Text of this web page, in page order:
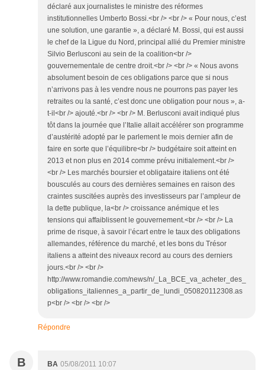
déclaré aux journalistes le ministre des réformes
institutionnelles Umberto Bossi.<br /> <br /> « Pour nous, c’est
une solution, une garantie », a déclaré M. Bossi, qui est aussi
le chef de la Ligue du Nord, principal allié du Premier ministre
Silvio Berlusconi au sein de la coalition<br />
gouvernementale de centre droit.<br /> <br /> « Nous avons
absolument besoin de ces obligations parce que si nous
n’arrivons pas à les vendre nous ne pourrons pas payer les
retraites ou la santé, c’est donc une obligation pour nous », a-
t-il<br /> ajouté.<br /> <br /> M. Berlusconi avait indiqué plus
tôt dans la journée que l’Italie allait accélérer son programme
d’austérité adopté par le parlement le mois dernier afin de
faire en sorte que l’équilibre<br /> budgétaire soit atteint en
2013 et non plus en 2014 comme prévu initialement.<br />
<br /> Les marchés boursier et obligataire italiens ont été
bousculés au cours des dernières semaines en raison des
craintes suscitées auprès des investisseurs par l’ampleur de
la dette publique, la<br /> croissance anémique et les
tensions qui affaiblissent le gouvernement.<br /> <br /> La
prime de risque, à savoir l’écart entre le taux des obligations
allemandes, référence du marché, et les bons du Trésor
italiens a atteint des niveaux record au cours des derniers
jours.<br /> <br />
http://www.romandie.com/news/n/_La_BCE_va_acheter_des_
obligations_italiennes_a_partir_de_lundi_050820112308.as
p<br /> <br /> <br />
Répondre
B BA 05/08/2011 10:07